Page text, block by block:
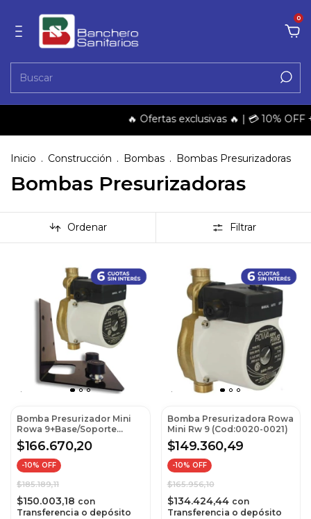
0
🔥 Ofertas exclusivas 🔥 | 💳 10% OFF + 3
Inicio . Construcción . Bombas . Bombas Presurizadoras
Bombas Presurizadoras
Ordenar Filtrar
Bomba Presurizador Mini
Rowa 9+Base/Soporte
Antivib.
$166.670,20
-10% OFF
$185.189,11
$150.003,18 con
Transferencia o depósito
Bomba Presurizadora Rowa
Mini Rw 9 (Cod:0020-0021)
$149.360,49
-10% OFF
$165.956,10
$134.424,44 con
Transferencia o depósito